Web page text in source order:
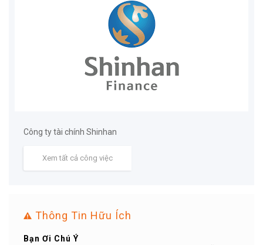
Công ty tài chính Shinhan
Xem tất cả công việc
Thông Tin Hữu Ích
Bạn Ơi Chú Ý